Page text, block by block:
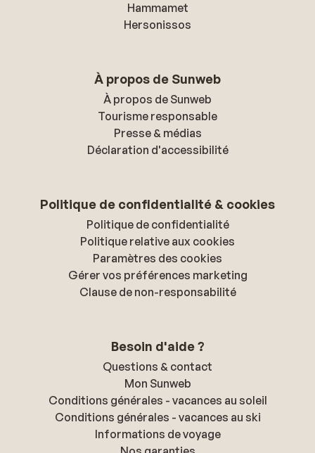
Hammamet
Hersonissos
À propos de Sunweb
À propos de Sunweb
Tourisme responsable
Presse & médias
Déclaration d'accessibilité
Politique de confidentialité & cookies
Politique de confidentialité
Politique relative aux cookies
Paramètres des cookies
Gérer vos préférences marketing
Clause de non-responsabilité
Besoin d'aide ?
Questions & contact
Mon Sunweb
Conditions générales - vacances au soleil
Conditions générales - vacances au ski
Informations de voyage